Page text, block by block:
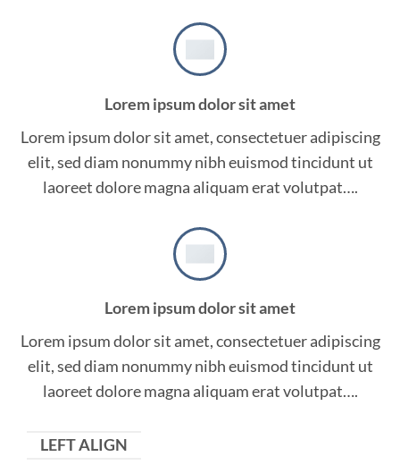
Lorem ipsum dolor sit amet
Lorem ipsum dolor sit amet, consectetuer adipiscing
elit, sed diam nonummy nibh euismod tincidunt ut
laoreet dolore magna aliquam erat volutpat….
Lorem ipsum dolor sit amet
Lorem ipsum dolor sit amet, consectetuer adipiscing
elit, sed diam nonummy nibh euismod tincidunt ut
laoreet dolore magna aliquam erat volutpat….
LEFT ALIGN